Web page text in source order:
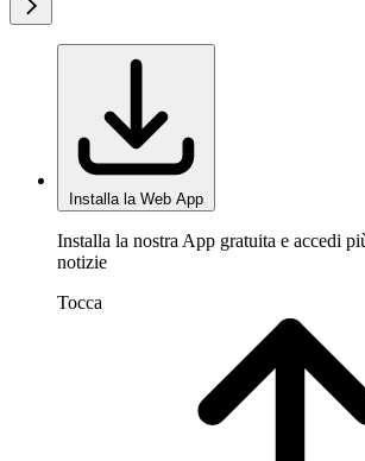
Installa la Web App
Installa la nostra App gratuita e accedi
notizie
Tocca